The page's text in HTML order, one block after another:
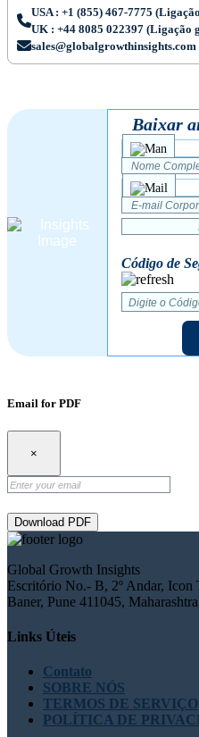
USA : +1 (855) 467-7775
UK : +44 8085 022397 (Ligação
sales@globalgrowthinsights.com
Baixar
Código de
Email for PDF
×
Download PDF
Global Growth Insights
Escritório No.- B, 2º Andar, Icon
Baner, Pune 411045,
Links Úteis
Contato
SOBRE NÓS
TERMOS DE SERVIÇO
POLÍTICA DE